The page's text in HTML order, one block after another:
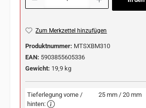
Zum Merkzettel hinzufügen
Produktnummer: MTSXBM310
EAN: 5903855605336
Gewicht: 19,9 kg
Tieferlegung vorne /
hinten:
25 mm / 20 mm